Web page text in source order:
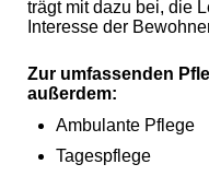
trägt mit dazu bei, die
Interesse der
Zur umfassenden
außerdem:
Ambulante Pflege
Tagespflege